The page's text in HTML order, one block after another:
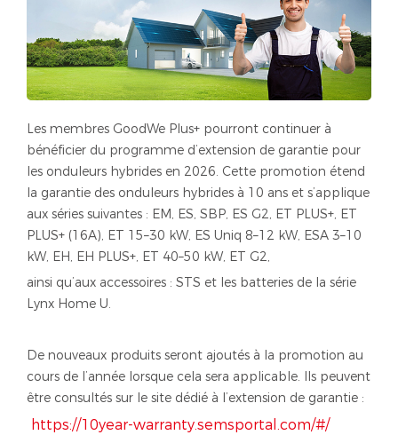
Les membres GoodWe Plus+ pourront continuer à
bénéficier du programme d’extension de garantie pour
les onduleurs hybrides en 2026. Cette promotion étend
la garantie des onduleurs hybrides à 10 ans et s’applique
aux séries suivantes : EM, ES, SBP, ES G2, ET PLUS+, ET
PLUS+ (16A), ET 15–30 kW, ES Uniq 8–12 kW, ESA 3–10
kW, EH, EH PLUS+, ET 40–50 kW, ET G2,
ainsi qu’aux accessoires : STS et les batteries de la série
Lynx Home U.
De nouveaux produits seront ajoutés à la promotion au
cours de l’année lorsque cela sera applicable. Ils peuvent
être consultés sur le site dédié à l’extension de garantie :
https://10year-warranty.semsportal.com/#/